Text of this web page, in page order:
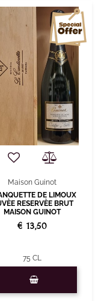
Maison Guinot
DE LIMOUX
RESERVÈE BRUT
MAISON GUINOT
€ 13,50
75 CL